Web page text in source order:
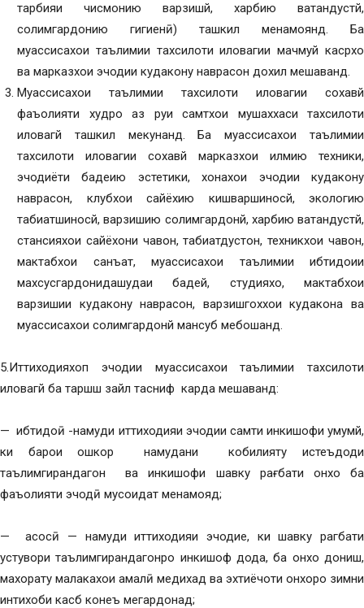
тарбияи чисмонию варзишй, харбию ватандустй,
солимгардонию гигиенӣ) ташкил менамоянд. Ба
муассисахои таълимии тахсилоти иловагии мачмуй касрхо
ва марказхои эчодии кудакону наврасон дохил мешаванд.
Муассисахои таълимии тахсилоти иловагии сохавй
фаъолияти худро аз руи самтхои мушаххаси тахсилоти
иловагй ташкил мекунанд. Ба муассисахои таълимии
тахсилоти иловагии сохавй марказхои илмию техники,
эчодиёти бадеию эстетики, хонахои эчодии кудакону
наврасон, клубхои сайёхию кишваршиносй, экологию
табиатшиносй, варзишию солимгардонй, харбию ватандустй,
стансияхои сайёхони чавон, табиатдустон, техникхои чавон,
мактабхои санъат, муассисахои таълимии ибтидоии
махсусгардонидашудаи бадей, студияхо, мактабхои
варзишии кудакону наврасон, варзишгоххои кудакона ва
муассисахои солимгардонй мансуб мебошанд.
5.Иттиходияхоп эчодии муассисахои таълимии тахсилоти
иловагй ба таршш зайл тасниф карда мешаванд:
— ибтидоӣ -намуди иттиходияи эчодии самти инкишофи умумй,
ки барои ошкор намудани кобилияту истеъдоди
таълимгирандагон ва инкишофи шавку рағбати онхо ба
фаъолияти эчодӣ мусоидат менамояд;
— асосӣ — намуди иттиходияи эчодие, ки шавку рагбати
устувори таълимгирандагонро инкишоф дода, ба онхо дониш,
махорату малакахои амалӣ медихад ва эхтиёчоти онхоро зимни
интихоби касб конеъ мегардонад;